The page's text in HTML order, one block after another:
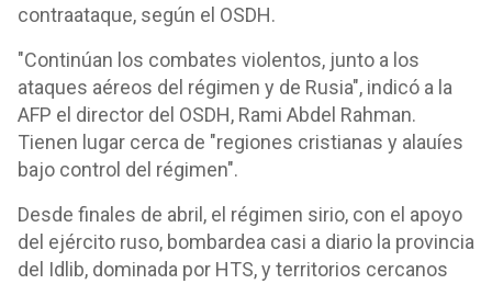
contraataque, según el OSDH.
"Continúan los combates violentos, junto a los
ataques aéreos del régimen y de Rusia", indicó a la
AFP el director del OSDH, Rami Abdel Rahman.
Tienen lugar cerca de "regiones cristianas y alauíes
bajo control del régimen".
Desde finales de abril, el régimen sirio, con el apoyo
del ejército ruso, bombardea casi a diario la provincia
del Idlib, dominada por HTS, y territorios cercanos